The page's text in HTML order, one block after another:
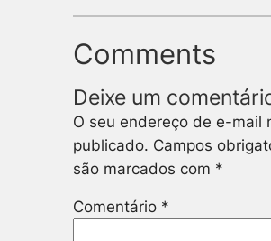
Comments
Deixe um
O seu endereço de e-mail
publicado. Campos
são marcados com *
Comentário *